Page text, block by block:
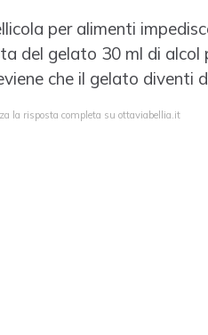
per alimenti
del gelato 30 ml di alcol
che il gelato diventi
la risposta completa su ottaviabellia.it